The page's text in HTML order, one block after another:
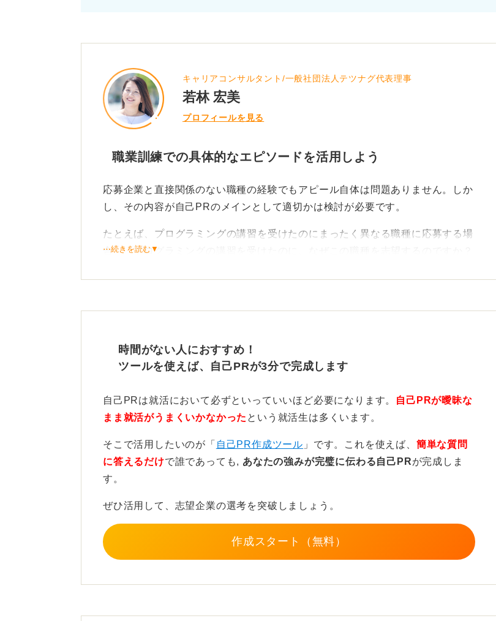
キャリアコンサルタント/一般社団法人テツナグ代表理事
若林 宏美
プロフィールを見る
職業訓練での具体的なエピソードを活用しよう
応募企業と直接関係のない職種の経験でもアピール自体は問題ありません。しか
し、その内容が自己PRのメインとして適切かは検討が必要です。
たとえば、プログラミングの講習を受けたのにまったく異なる職種に応募する場
合、「プログラミングの講習を受けたのに、なぜこの職種を志望するのですか？
大切にしよう
つとして触れるのが有効です。
職業訓練の経験そのものを前面に出すのは、企業へのアピールにはならないため
止めておきましょう。
学んだことと異なる職種に応募したうえで、その学びをメインとした自己PRを
使ってしまうと、不合格になるケースが多いです。
0
⋯続きを読む▼
時間がない人におすすめ！
ツールを使えば、自己PRが3分で完成します
自己PRは就活において必ずといっていいほど必要になります。
自己PRが曖昧な
まま就活がうまくいかなかった という就活生は多くいます。
そこで活用したいのが「 自己PR作成ツール 」です。これを使えば、 簡単な質問
に答えるだけで誰であっても, あなたの強みが完璧に伝わる自己PRが完成しま
す。
ぜひ活用して、志望企業の選考を突破しましょう。
作成スタート（無料）